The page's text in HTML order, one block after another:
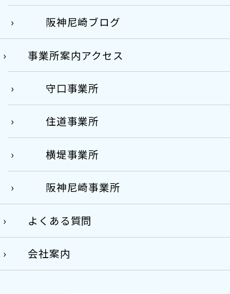
阪神尼崎ブログ
事業所案内アクセス
守口事業所
住道事業所
横堤事業所
阪神尼崎事業所
よくある質問
会社案内